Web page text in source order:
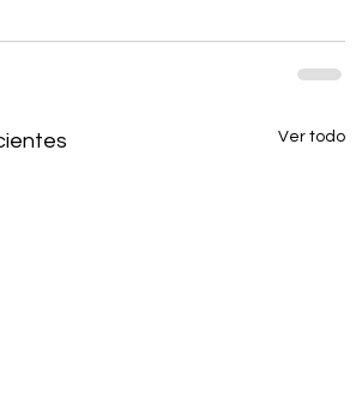
Ver todo